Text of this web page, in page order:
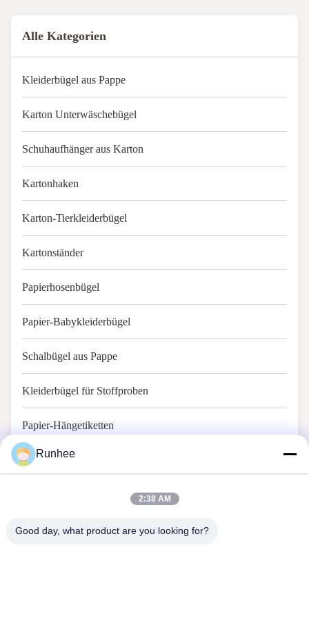
Alle Kategorien
Kleiderbügel aus Pappe
Karton Unterwäschebügel
Schuhaufhänger aus Karton
Kartonhaken
Karton-Tierkleiderbügel
Kartonständer
Papierhosenbügel
Papier-Babykleiderbügel
Schalbügel aus Pappe
Kleiderbügel für Stoffproben
Papier-Hängetiketten
GRS Produkte
Runhee
2:38 AM
Good day, what product are you looking for?